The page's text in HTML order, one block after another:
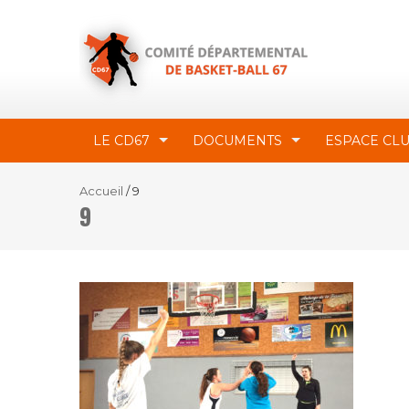
LE CD67 DOCUMENTS ESPACE
Accueil /9
9